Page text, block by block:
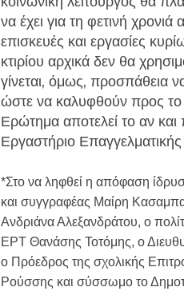
να έχει για τη φετινή
επισκευές και εργασίες
κτιρίου αρχικά δεν θα
γίνεται, όμως, προσπάθεια
ώστε να καλυφθούν προς το
Ερώτημα αποτελεί το αν και
Εργαστήριο
*Στο να ληφθεί η απόφαση
και συγγραφέας Μαίρη
Ανδριάνα Αλεξανδράτου, ο
ΕΡΤ Θανάσης Τοτόμης, ο
ο Πρόεδρος της σχολικής
Ρούσσης και σύσσωμο το